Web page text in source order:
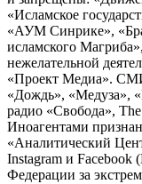
«Исламское
«АУМ Синрике»,
исламского
нежелательной
«Проект Медиа».
«Дождь», «Медуза»,
радио «Свобода»,
Иноагентами
«Аналитический
Instagram и Facebook
Федерации за